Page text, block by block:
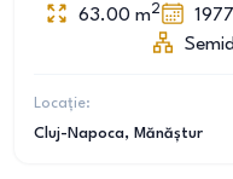
63.00 m2
Locație:
Cluj-Napoca, Mănăștur